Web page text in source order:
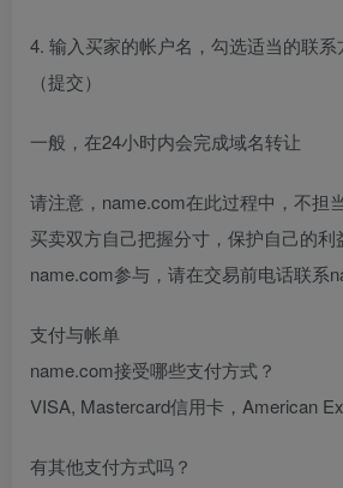
4. 输入买家的帐户名，勾选适当的联
（提交）
一般，在24小时内会完成域名转让
请注意，name.com在此过程中，不担
买卖双方自己把握分寸，保护自己的利
name.com参与，请在交易前电话联系
支付与帐单
name.com接受哪些支付方式？
VISA, Mastercard信用卡，American
有其他支付方式吗？